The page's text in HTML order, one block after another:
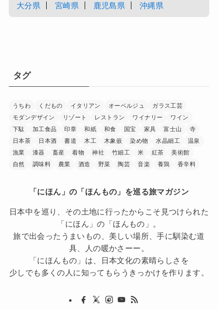
大分県
宮崎県 鹿児島県 沖縄県
タグ
うちわ くだもの イタリアン オーベルジュ
ガラス工芸
モダンデザイン
リゾート レストラン ワイナリー
ワイン
下駄
加工食品 印章 和紙 和食 国宝 家具 富士山
寺
日本茶
日本酒 書道 木工 木象嵌 染め物 水晶細工
温泉
漁業
漆器 畜産 着物 神社 竹細工 米 紅茶
美術館
自然
調味料 農業 酒造 野菜 陶芸 音楽 養鶏 香辛料
「にほん」の「ほんもの」を巡る旅マガジン
日本中を巡り、その土地に行ったからこそ見つけられた
「にほん」の「ほんもの」。
旅で出会ったうまいもの、美しい場所、手に馴染む道
具、人の暖かさーー。
「にほんもの」は、日本文化の素晴らしさを
少しでも多くの人に知ってもらうきっかけを作ります。